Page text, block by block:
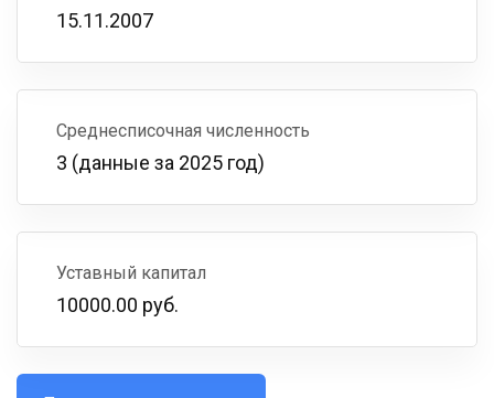
15.11.2007
Среднесписочная численность
3 (данные за 2025 год)
Уставный капитал
10000.00 руб.